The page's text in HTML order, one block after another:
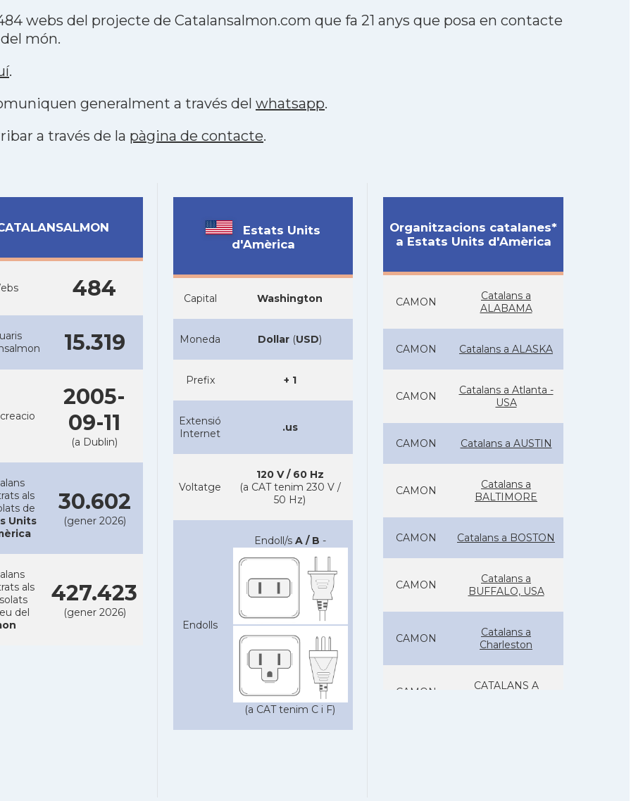
webs del projecte de Catalansalmon.com que fa 21 anys que posa en contacte
món.
.
generalment a través del whatsapp.
a través de la pàgina de contacte.
484
15.319
2005-
09-11
(a Dublin)
als
de
Units
30.602
(gener 2026)
als
del
427.423
(gener 2026)
Estats Units
d'Amèrica
Capital Washington
Moneda Dollar (USD)
Prefix + 1
Extensió
Internet
.us
Voltatge
120 V / 60 Hz
(a CAT tenim 230 V /
50 Hz)
Endolls
Endoll/s A / B -
(a CAT tenim C i F)
Organitzacions catalanes*
a Estats Units d'Amèrica
CAMON
Catalans a
ALABAMA
CAMON Catalans a ALASKA
CAMON
Catalans a Atlanta -
USA
CAMON Catalans a AUSTIN
CAMON
Catalans a
BALTIMORE
CAMON Catalans a BOSTON
CAMON
Catalans a
BUFFALO, USA
CAMON
Catalans a
Charleston
CAMON
CATALANS A